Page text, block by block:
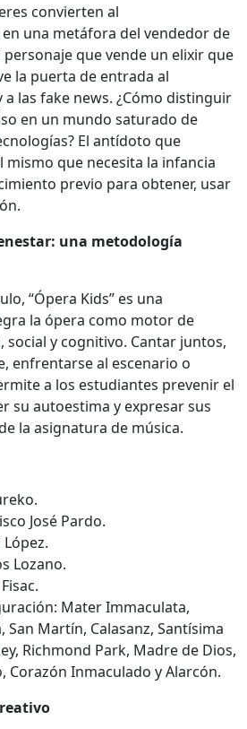
convierten al
una metáfora del vendedor de
que vende un elixir que
la puerta de entrada al
las fake news. ¿Cómo distinguir
en un mundo saturado de
El antídoto que
mismo que necesita la infancia
previo para obtener, usar
una metodología
“Ópera Kids” es una
la ópera como motor de
y cognitivo. Cantar juntos,
enfrentarse al escenario o
a los estudiantes prevenir el
su autoestima y expresar sus
la asignatura de música.
José Pardo.
Lozano.
Mater Immaculata,
Martín, Calasanz, Santísima
Richmond Park, Madre de Dios,
Corazón Inmaculado y Alarcón.